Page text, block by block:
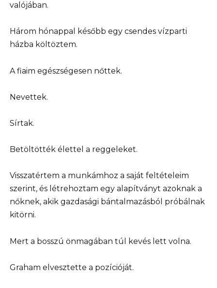
valójában.
Három hónappal később egy csendes vízparti
házba költöztem.
A fiaim egészségesen nőttek.
Nevettek.
Sírtak.
Betöltötték élettel a reggeleket.
Visszatértem a munkámhoz a saját feltételeim
szerint, és létrehoztam egy alapítványt azoknak a
nőknek, akik gazdasági bántalmazásból próbálnak
kitörni.
Mert a bosszú önmagában túl kevés lett volna.
Graham elvesztette a pozícióját.